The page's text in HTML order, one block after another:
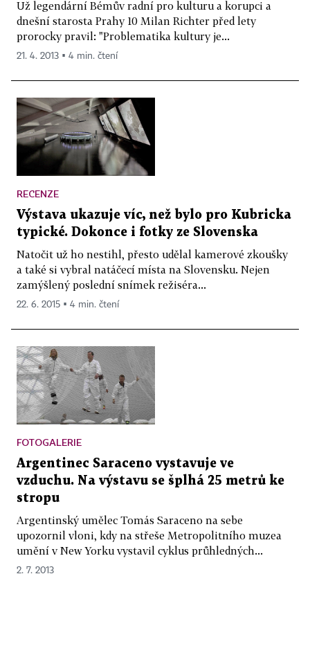
Už legendární Bémův radní pro kulturu a korupci a
dnešní starosta Prahy 10 Milan Richter před lety
prorocky pravil: "Problematika kultury je...
21. 4. 2013 ▪ 4 min. čtení
RECENZE
Výstava ukazuje víc, než bylo pro Kubricka
typické. Dokonce i fotky ze Slovenska
Natočit už ho nestihl, přesto udělal kamerové zkoušky
a také si vybral natáčecí místa na Slovensku. Nejen
zamýšlený poslední snímek režiséra...
22. 6. 2015 ▪ 4 min. čtení
FOTOGALERIE
Argentinec Saraceno vystavuje ve
vzduchu. Na výstavu se šplhá 25 metrů ke
stropu
Argentinský umělec Tomás Saraceno na sebe
upozornil vloni, kdy na střeše Metropolitního muzea
umění v New Yorku vystavil cyklus průhledných...
2. 7. 2013